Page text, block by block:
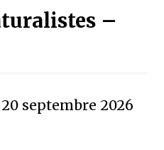
–
20 septembre 2026